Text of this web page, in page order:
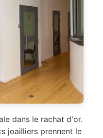
dans le rachat d'or.
joailliers prennent le